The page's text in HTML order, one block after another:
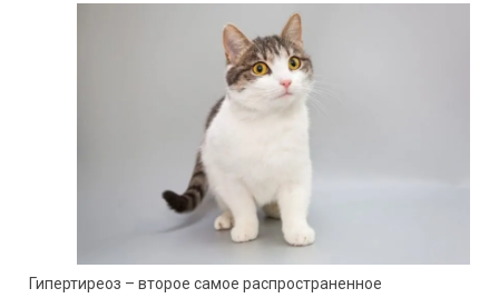
Гипертиреоз – второе самое распространенное